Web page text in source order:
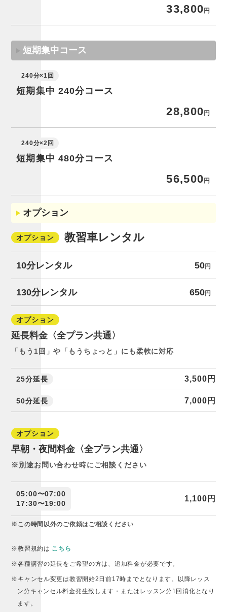
33,800 円
短期集中コース
240分×1回
短期集中 240分コース
28,800 円
240分×2回
短期集中 480分コース
56,500 円
オプション
オプション 教習車レンタル
10分レンタル 50円
130分レンタル 650円
オプション
延長料金〈全プラン共通〉
「もう1回」や「もうちょっと」にも柔軟に対応
25分延長 3,500円
50分延長 7,000円
オプション
早朝・夜間料金〈全プラン共通〉
※別途お問い合わせ時にご相談ください
05:00〜07:00
17:30〜19:00
1,100円
※この時間以外のご依頼はご相談ください
※教習規約は こちら
※各種講習の延長をご希望の方は、追加料金が必要です。
※キャンセル変更は教習開始2日前17時までとなります。以降レッス
ン分キャンセル料金発生致します・またはレッスン分1回消化となり
ます。